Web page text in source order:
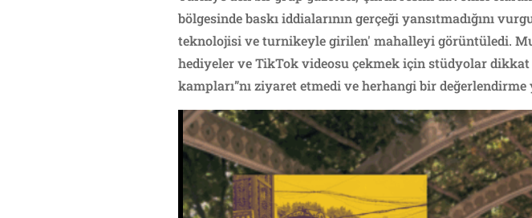
bölgesinde baskı iddialarının gerçeği yansıtmadığını
teknolojisi ve turnikeyle girilen' mahalleyi görüntüledi.
hediyeler ve TikTok videosu çekmek için stüdyolar
kampları”nı ziyaret etmedi ve herhangi bir değerlendirme